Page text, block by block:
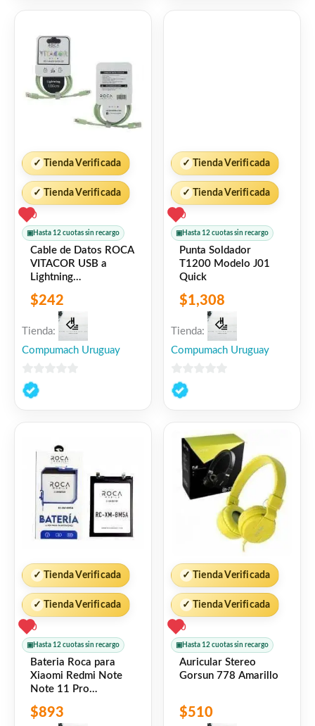
✓ Tienda Verificada
✓ Tienda Verificada
0
▣ Hasta 12 cuotas sin recargo
Cable de Datos ROCA
VITACOR USB a
Lightning
TPE/2.1A/100cm
Verde
$242
Tienda:
Compumach Uruguay
0
de
✓ Tienda Verificada
✓ Tienda Verificada
0
▣ Hasta 12 cuotas sin recargo
Punta Soldador
T1200 Modelo J01
Quick
$1,308
Tienda:
Compumach Uruguay
0
de
✓ Tienda Verificada
✓ Tienda Verificada
0
▣ Hasta 12 cuotas sin recargo
Bateria Roca para
Xiaomi Redmi Note
Note 11 Pro
5160mAh (BM5A)
$893
✓ Tienda Verificada
✓ Tienda Verificada
0
▣ Hasta 12 cuotas sin recargo
Auricular Stereo
Gorsun 778 Amarillo
$510